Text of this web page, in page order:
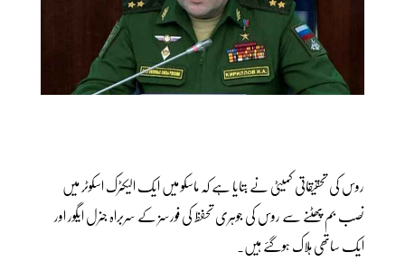
روس کی تحقیقاتی کمیٹی نے بتایا ہے کہ ماسکو میں ایک الیکٹرک اسکوٹر میں
نصب بم پھٹنے سے روس کی جوہری تحفظ کی فورسز کے سربراہ جنرل ایگور اور
ایک ساتھی ہلاک ہوگئے ہیں۔